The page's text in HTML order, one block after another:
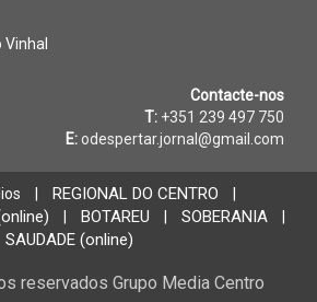
Vinhal
Contacte-nos
T: +351 239 497 750
E: odespertar.jornal@gmail.com
REGIONAL DO CENTRO
BOTAREU SOBERANIA
SAUDADE (online)
reservados Grupo Media Centro